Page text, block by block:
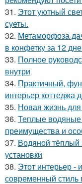
31. Этот уютный
суеты.
32. Метаморфоза
в конфетку за 12
33. Полное
внутри
34. Практичный,
интерьер коттеджа
35. Новая жизнь
36. Теплые
преимущества и
37. Водяной тёплый
установки
38. Этот интерьер -
современный